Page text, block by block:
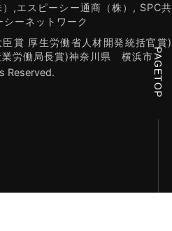
,エスピーシー通商（株）, SPC共
ーネットワーク
賞 厚生労働省人材開発統括官賞)
労働局長賞)神奈川県 横浜市
Reserved.
PAGETOP